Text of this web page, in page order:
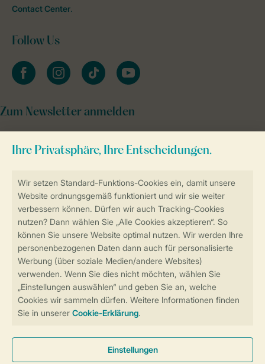
Sicherstellung Deiner Privatsphäre
Sicher und schnell zur Online-Buchung
Sichere Datenübertragung
Sicheres Bezahlen
Contact Center.
Follow Us
facebookinstagramtiktok youtube
Zum Newsletter anmelden